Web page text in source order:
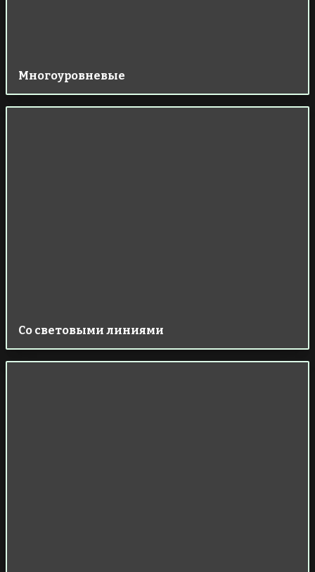
Многоуровневые
Со световыми линиями